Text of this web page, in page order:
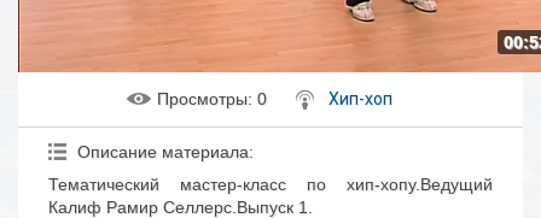
Просмотры: 0 Хип-хоп
Описание материала:
Тематический мастер-класс по хип-хопу.Ведущий
Калиф Рамир Селлерс.Выпуск 1.